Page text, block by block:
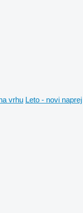
vrhu Leto - novi naprej